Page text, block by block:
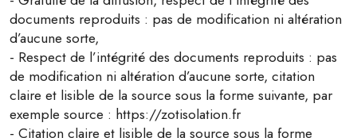
documents reproduits : pas de modification ni altération
d’aucune sorte,
- Respect de l’intégrité des documents reproduits : pas
de modification ni altération d’aucune sorte, citation
claire et lisible de la source sous la forme suivante, par
exemple source : https://zotisolation.fr
- Citation claire et lisible de la source sous la forme